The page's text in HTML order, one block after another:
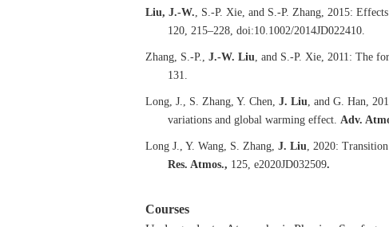
Liu, J.-W., S.-P. Xie, and S.-P. Zhang, 2015:
120, 215–228, doi:10.1002/2014JD022410.
Zhang, S.-P., J.-W. Liu, and S.-P. Xie, 2011: The
131.
Long, J., S. Zhang, Y. Chen, J. Liu, and G. Han,
variations and global warming effect. Adv.
Long J., Y. Wang, S. Zhang, J. Liu, 2020:
Res. Atmos., 125, e2020JD032509.
Courses